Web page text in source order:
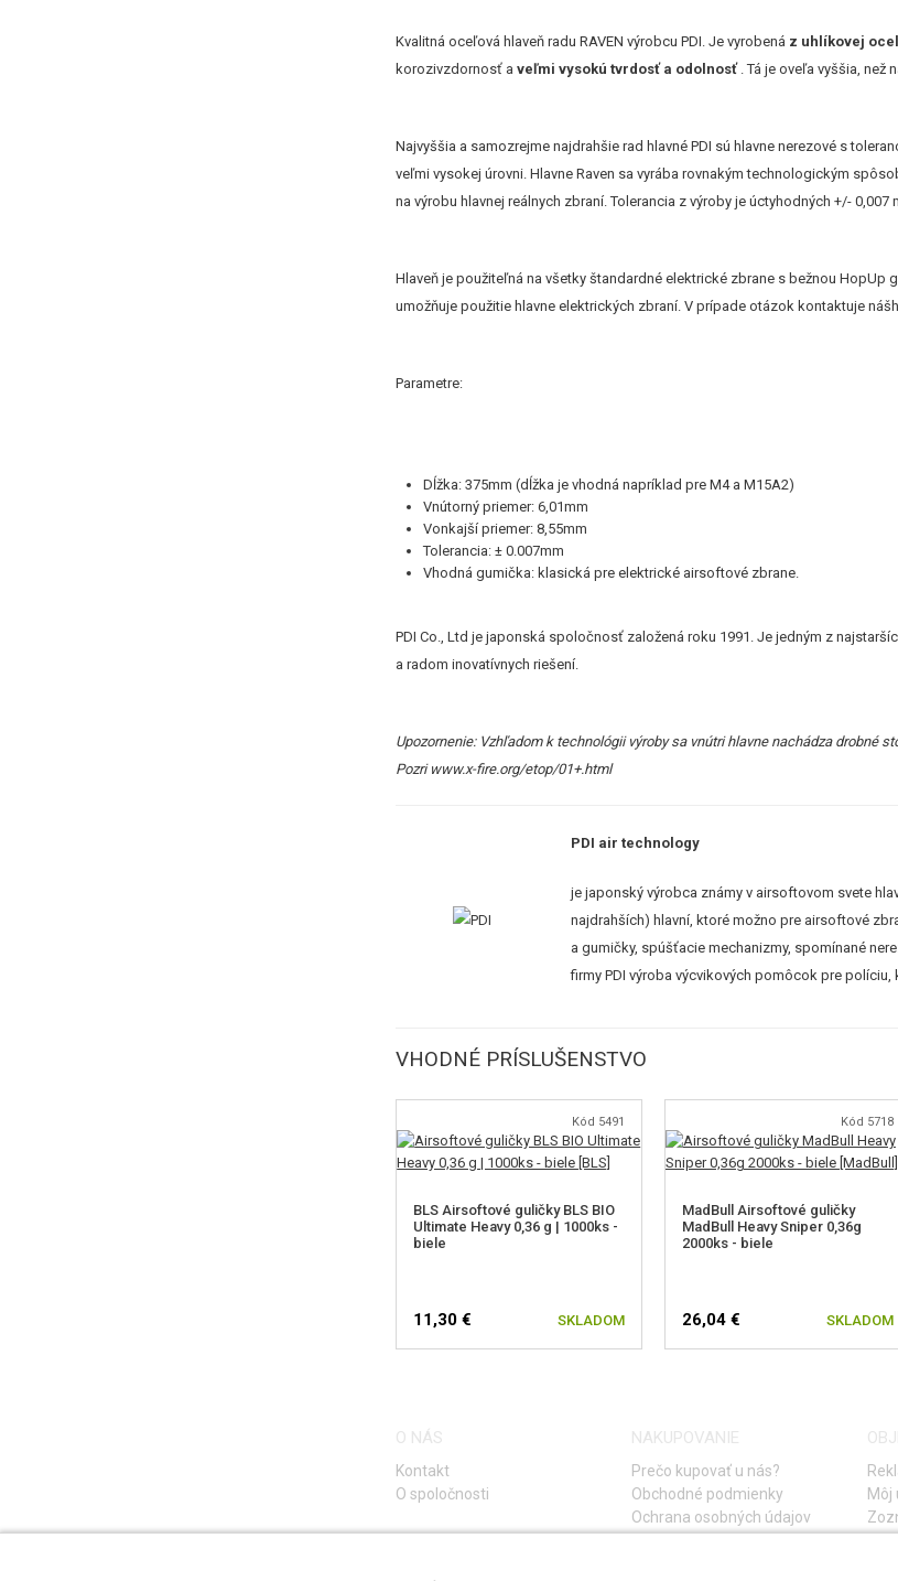
Kvalitná oceľová hlaveň radu RAVEN výrobcu PDI. Je vyrobená z uhlíkovej
korozivzdornosť aveľmi vysokú tvrdosť a odolnosť . Tá je oveľa vyššia,
Najvyššia a samozrejme najdrahšie rad hlavné PDI sú hlavne nerezové s
veľmi vysokej úrovni. Hlavne Raven sa vyrába rovnakým technologickým
na výrobu hlavnej reálnych zbraní. Tolerancia z výroby je úctyhodných +/- 0,007
Hlaveň je použiteľná na všetky štandardné elektrické zbrane s bežnou
umožňuje použitie hlavne elektrických zbraní. V prípade otázok kontaktuje
Parametre:
Dĺžka: 375mm (dĺžka je vhodná napríklad pre M4 a M15A2)
Vnútorný priemer: 6,01mm
Vonkajší priemer: 8,55mm
Tolerancia: ± 0.007mm
Vhodná gumička: klasická pre elektrické airsoftové zbrane.
PDI Co., Ltd je japonská spoločnosť založená roku 1991. Je jedným z
a radom inovatívnych riešení.
Upozornenie: Vzhľadom k technológii výroby sa vnútri hlavne nachádza drobné
Pozri www.x-fire.org/etop/01+.html
PDI air technology
je japonský výrobca známy v airsoftovom svete
najdrahších) hlavní, ktoré možno pre airsoftové
a gumičky, spúšťacie mechanizmy, spomínané
firmy PDI výroba výcvikových pomôcok pre
VHODNÉ PRÍSLUŠENSTVO
Kód 5491
BLS Airsoftové guličky BLS BIO
Ultimate Heavy 0,36 g | 1000ks -
biele
11,30 € SKLADOM
Kód 5718
MadBull Airsoftové guličky
MadBull Heavy Sniper 0,36g
2000ks - biele
26,04 € SKLADOM
O NÁS
Kontakt
O spoločnosti
NAKUPOVANIE
Prečo kupovať u nás?
Obchodné podmienky
Ochrana osobných údajov
Môj